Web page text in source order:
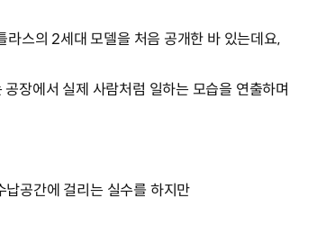
스의 2세대 모델을 처음 공개한 바 있는데요,
장에서 실제 사람처럼 일하는 모습을 연출하며
공간에 걸리는 실수를 하지만